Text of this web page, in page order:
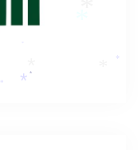
*
*
*
*